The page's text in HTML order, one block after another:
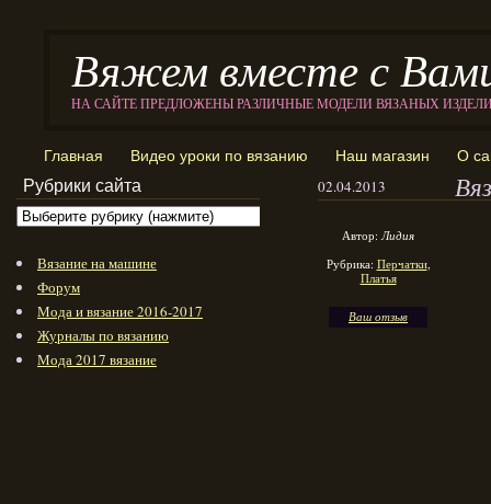
Вяжем вместе с
НА САЙТЕ ПРЕДЛОЖЕНЫ РАЗЛИЧНЫЕ МОДЕЛИ ВЯЗАНЫХ
Главная Видео уроки по вязанию Наш магазин О
02.04.2013
Автор:Лидия
Рубрика: Перчатки,
Платья
Ваш отзыв
Рубрики сайта
Вязание на машине
Форум
Мода и вязание 2016-2017
Журналы по вязанию
Мода 2017 вязание